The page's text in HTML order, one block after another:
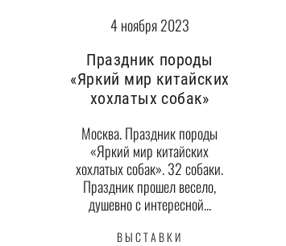
4 ноября 2023
Праздник породы
«Яркий мир китайских
хохлатых собак»
Москва. Праздник породы
«Яркий мир китайских
хохлатых собак». 32 собаки.
Праздник прошел весело,
душевно с интересной...
ВЫСТАВКИ